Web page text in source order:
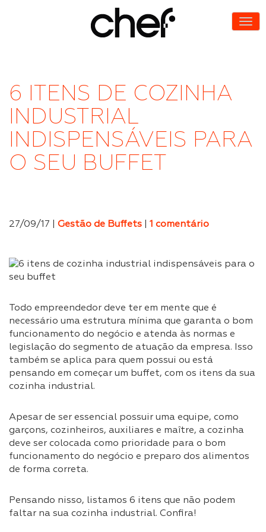
6 ITENS DE COZINHA
INDUSTRIAL
INDISPENSÁVEIS PARA
O SEU BUFFET
27/09/17 | Gestão de Buffets 1 comentário
Todo empreendedor deve ter em mente que é
necessário uma estrutura mínima que garanta o bom
funcionamento do negócio e atenda às normas e
legislação do segmento de atuação da empresa. Isso
também se aplica para quem possui ou está
pensando em começar um buffet, com os itens da sua
cozinha industrial.
Apesar de ser essencial possuir uma equipe, como
garçons, cozinheiros, auxiliares e maître, a cozinha
deve ser colocada como prioridade para o bom
funcionamento do negócio e preparo dos alimentos
de forma correta.
Pensando nisso, listamos 6 itens que não podem
faltar na sua cozinha industrial. Confira!